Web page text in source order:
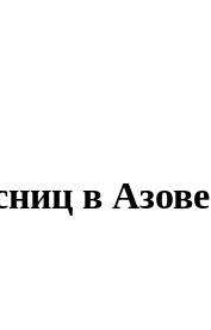
в Азове